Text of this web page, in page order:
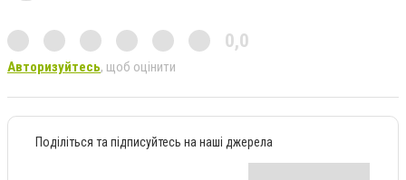
0,0
Авторизуйтесь, щоб оцінити
Поділіться та підписуйтесь на наші джерела